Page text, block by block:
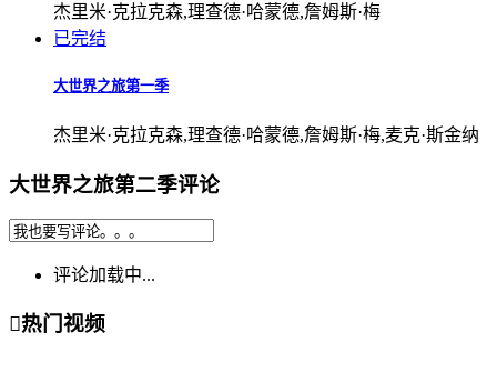
杰里米·克拉克森,理查德·哈蒙德,詹姆斯·梅
已完结
大世界之旅第一季
杰里米·克拉克森,理查德·哈蒙德,詹姆斯·梅,麦克·斯金纳
大世界之旅第二季评论
评论加载中...
热门视频